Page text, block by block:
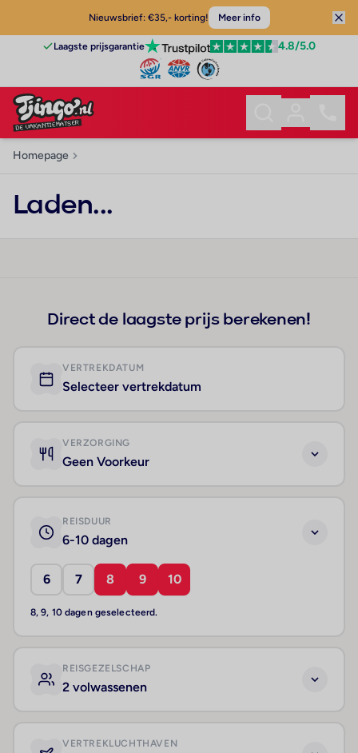
Nieuwsbrief: €35,- korting! Meer info
Laagste prijsgarantie 4.8/5.0
Homepage
Laden...
Direct de laagste prijs berekenen!
VERTREKDATUM
Selecteer vertrekdatum
VERZORGING
Geen Voorkeur
REISDUUR
6-10 dagen
6 7 8 9 10
8, 9, 10 dagen geselecteerd.
REISGEZELSCHAP
2 volwassenen
VERTREKLUCHTHAVEN